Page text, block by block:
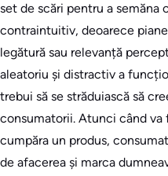
set de scări pentru a semăna
contraintuitiv, deoarece
legătură sau relevanță
aleatoriu și distractiv a
trebui să se străduiască să
consumatorii. Atunci când
cumpăra un produs,
de afacerea și marca